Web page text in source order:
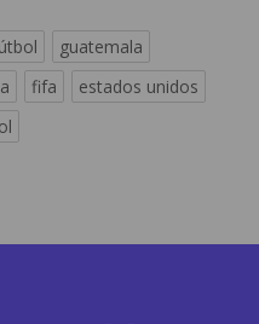
guatemala
fifa
estados unidos